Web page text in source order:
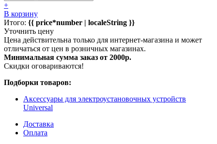
+
В корзину
Итого: {{ price*number | localeString }}
Уточнить цену
Цена действительна только для интернет-магазина и может
отличаться от цен в розничных магазинах.
Минимальная сумма заказ от 2000р.
Скидки оговариваются!
Подборки товаров:
Аксессуары для электроустановочных устройств
Universal
Доставка
Оплата